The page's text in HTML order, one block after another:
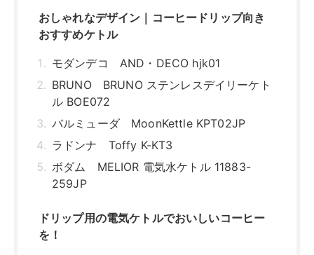
おしゃれなデザイン｜コーヒードリップ向き
おすすめケトル
モダンデコ AND・DECO hjk01
BRUNO BRUNO ステンレスデイリーケト
ル BOE072
バルミューダ MoonKettle KPT02JP
ラドンナ Toffy K-KT3
ボダム MELIOR 電気水ケトル 11883-
259JP
ドリップ用の電気ケトルでおいしいコーヒー
を！